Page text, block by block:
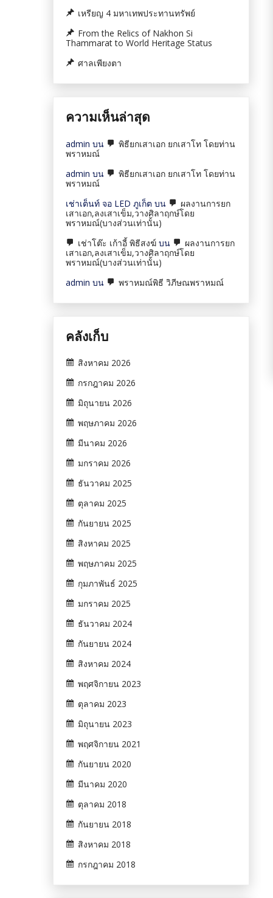
เหรียญ 4 มหาเทพประทานทรัพย์
From the Relics of Nakhon Si
Thammarat to World Heritage Status
ศาลเพียงตา
ความเห็นล่าสุด
admin บน
พิธียกเสาเอก ยกเสาโท โดยท่าน
พราหมณ์
admin บน
พิธียกเสาเอก ยกเสาโท โดยท่าน
พราหมณ์
เช่าเต็นท์ จอ LED ภูเก็ต บน
ผลงานการยก
เสาเอก,ลงเสาเข็ม,วางศิลาฤกษ์โดย
พราหมณ์(บางส่วนเท่านั้น)
เช่าโต๊ะ เก้าอี้ พิธีสงฆ์ บน
ผลงานการยก
เสาเอก,ลงเสาเข็ม,วางศิลาฤกษ์โดย
พราหมณ์(บางส่วนเท่านั้น)
admin บน พราหมณ์พิธี วิภีษณพราหมณ์
คลังเก็บ
สิงหาคม 2026
กรกฎาคม 2026
มิถุนายน 2026
พฤษภาคม 2026
มีนาคม 2026
มกราคม 2026
ธันวาคม 2025
ตุลาคม 2025
กันยายน 2025
สิงหาคม 2025
พฤษภาคม 2025
กุมภาพันธ์ 2025
มกราคม 2025
ธันวาคม 2024
กันยายน 2024
สิงหาคม 2024
พฤศจิกายน 2023
ตุลาคม 2023
มิถุนายน 2023
พฤศจิกายน 2021
กันยายน 2020
มีนาคม 2020
ตุลาคม 2018
กันยายน 2018
สิงหาคม 2018
กรกฎาคม 2018